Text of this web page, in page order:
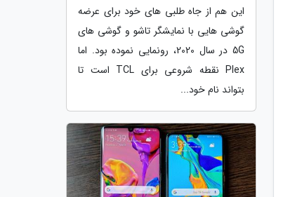
این هم از جاه طلبی های خود برای عرضه
گوشی هایی با نمایشگر تاشو و گوشی های
5G در سال 2020، رونمایی نموده بود. اما
Plex نقطه شروعی برای TCL است تا
بتواند نام خود...